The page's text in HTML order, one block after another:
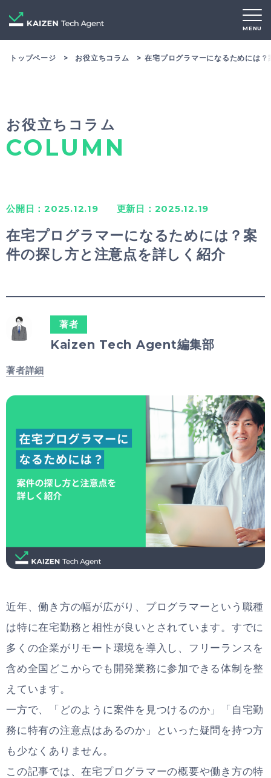
MENU
トップページ お役立ちコラム 在宅プログラマーになるためには
お役立ちコラム
COLUMN
公開日：2025.12.19 更新日：2025.12.19
在宅プログラマーになるためには？案
件の探し方と注意点を詳しく紹介
著者
Kaizen Tech Agent編集部
著者詳細
近年、働き方の幅が広がり、プログラマーという職種
は特に在宅勤務と相性が良いとされています。すでに
多くの企業がリモート環境を導入し、フリーランスを
含め全国どこからでも開発業務に参加できる体制を整
えています。
一方で、「どのように案件を見つけるのか」「自宅勤
務に特有の注意点はあるのか」といった疑問を持つ方
も少なくありません。
この記事では、在宅プログラマーの概要や働き方の特